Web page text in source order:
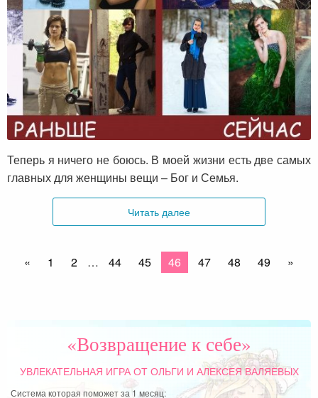
Теперь я ничего не боюсь. В моей жизни есть две самых
главных для женщины вещи – Бог и Семья.
Читать далее
« 1 2 … 44 45 46 47 48 49 »
«Возвращение к себе»
УВЛЕКАТЕЛЬНАЯ ИГРАОТ ОЛЬГИ И АЛЕКСЕЯ ВАЛЯЕВЫХ
Система которая поможет за 1 месяц: